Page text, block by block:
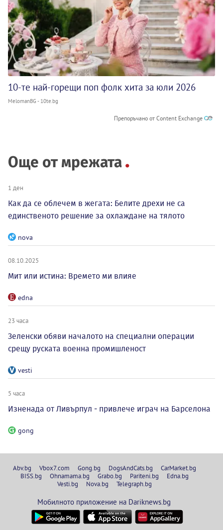
10-те най-горещи поп фолк хита за юли 2026
MelomanBG - 10te.bg
Препоръчано от Content Exchange
Още от мрежата
1 ден
Как да се облечем в жегата: Белите дрехи не са
единственото решение за охлаждане на тялото
nova
08.10.2025
Мит или истина: Времето ми влияе
edna
23 часа
Зеленски обяви началото на специални операции
срещу руската военна промишленост
vesti
5 часа
Изненада от Ливърпул - привлече играч на Барселона
gong
Abv.bg Vbox7.com Gong.bg DogsAndCats.bg
CarMarket.bg
BISS.bg
Ohnamama.bg Grabo.bg Pariteni.bg
Edna.bg
Vesti.bg
Nova.bg Telegraph.bg
Мобилното приложение на Dariknews.bg